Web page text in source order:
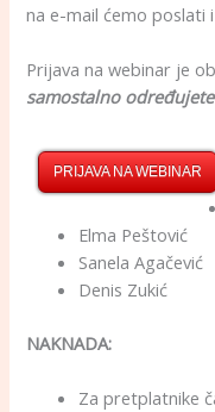
na e-mail ćemo poslati
Prijava na webinar je
samostalno
PRIJAVA NA WEBINAR
Elma Peštović
Sanela Agačević
Denis Zukić
NAKNADA:
Za